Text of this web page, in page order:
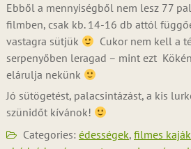
Ebből a mennyiségből nem lesz 77
filmben, csak kb. 14-16 db attól
vastagra sütjük
Cukor nem kell a
serpenyőben leragad – mint ezt
elárulja nekünk
Jó sütögetést, palacsintázást, a kis
szünidőt kívánok!
Categories: édességek, filmes kaják